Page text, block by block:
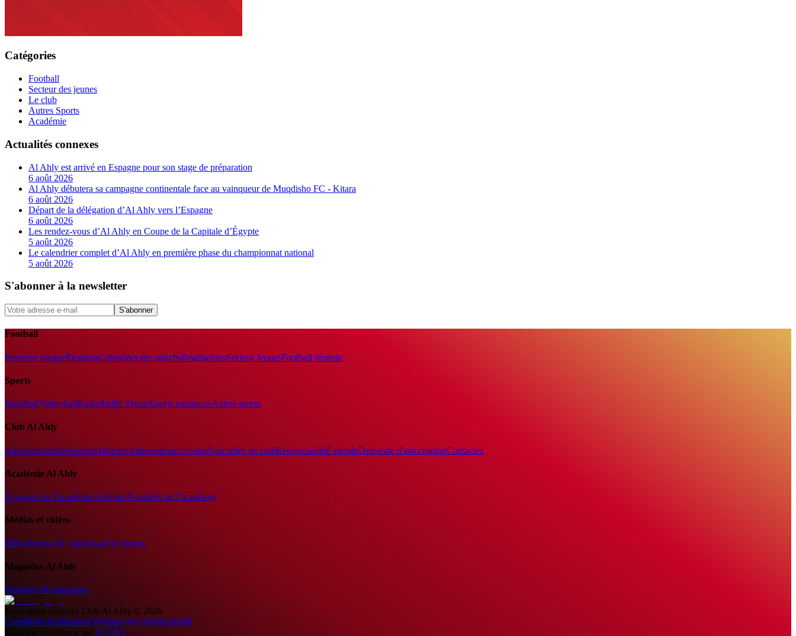
Catégories
Football
Secteur des jeunes
Le club
Autres Sports
Académie
Actualités connexes
Al Ahly est arrivé en Espagne pour son stage de préparation
6 août 2026
Al Ahly débutera sa campagne continentale face au vainqueur de Muqdisho FC - Kitara
6 août 2026
Départ de la délégation d’Al Ahly vers l’Espagne
6 août 2026
Les rendez-vous d’Al Ahly en Coupe de la Capitale d’Égypte
5 août 2026
Le calendrier complet d’Al Ahly en première phase du championnat national
5 août 2026
S'abonner à la newsletter
S'abonner
Football
Première équipeRésultatsCalendrier des matchsRéalisationsSecteur JeunesFootball féminin
Sports
HandballVolleyballBasketballle TennisSports nautiquesAutres sports
Club Al Ahly
AdministrationPrésidentsHistoireAdhésionSuccursalesNouvelles du clubResponsabilité socialeDemande d'autorisationContactez
Académie Al Ahly
À propos de l'académieActivitésActualités de l'académie
Médias et vidéos
Bibliothèque de vidéosGalerie photos
Magazine Al Ahly
Numéros du magazine
Tous droits réservés Club Al Ahly © 2026
Conditions d'utilisation|Politique de confidentialité
Conçu et développé par ICONS